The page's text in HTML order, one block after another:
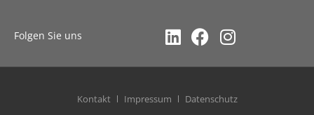
Folgen Sie uns
Kontakt Impressum Datenschutz